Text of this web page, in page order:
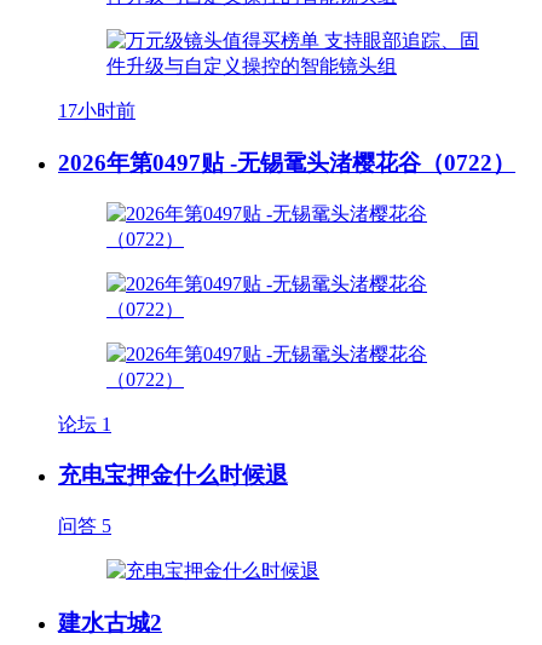
17小时前
2026年第0497贴 -无锡鼋头渚樱花谷（0722）
论坛 1
充电宝押金什么时候退
问答 5
建水古城2